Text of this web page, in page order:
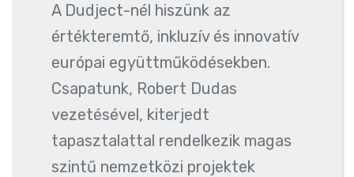
A Dudject-nél hiszünk az
értékteremtő, inkluzív és innovatív
európai együttműködésekben.
Csapatunk, Robert Dudas
vezetésével, kiterjedt
tapasztalattal rendelkezik magas
szintű nemzetközi projektek